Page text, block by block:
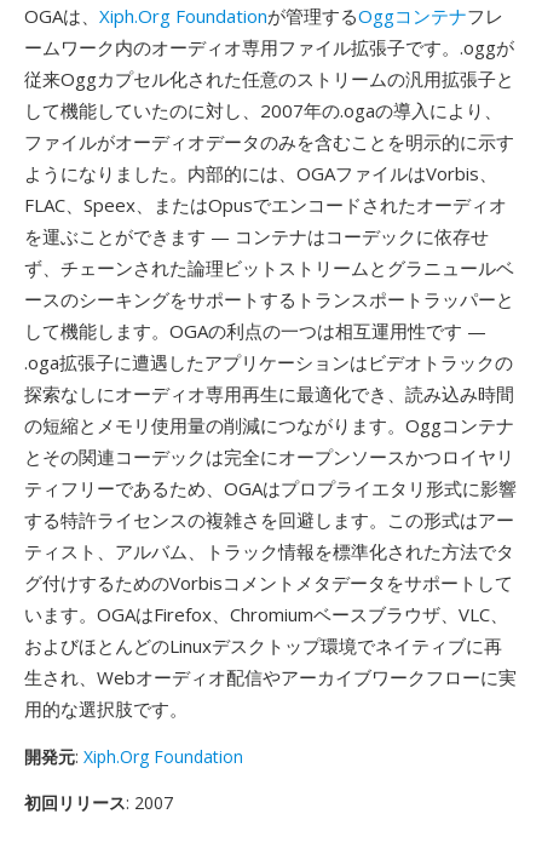
OGAは、 Xiph.Org Foundationが管理するOggコンテナフレ
ームワーク内のオーディオ専用ファイル拡張子です。.oggが
従来Oggカプセル化された任意のストリームの汎用拡張子と
して機能していたのに対し、2007年の.ogaの導入により、
ファイルがオーディオデータのみを含むことを明示的に示す
ようになりました。内部的には、OGAファイルはVorbis、
FLAC、Speex、またはOpusでエンコードされたオーディオ
を運ぶことができます — コンテナはコーデックに依存せ
ず、チェーンされた論理ビットストリームとグラニュールベ
ースのシーキングをサポートするトランスポートラッパーと
して機能します。OGAの利点の一つは相互運用性です —
.oga拡張子に遭遇したアプリケーションはビデオトラックの
探索なしにオーディオ専用再生に最適化でき、読み込み時間
の短縮とメモリ使用量の削減につながります。Oggコンテナ
とその関連コーデックは完全にオープンソースかつロイヤリ
ティフリーであるため、OGAはプロプライエタリ形式に影響
する特許ライセンスの複雑さを回避します。この形式はアー
ティスト、アルバム、トラック情報を標準化された方法でタ
グ付けするためのVorbisコメントメタデータをサポートして
います。OGAはFirefox、Chromiumベースブラウザ、VLC、
およびほとんどのLinuxデスクトップ環境でネイティブに再
生され、Webオーディオ配信やアーカイブワークフローに実
用的な選択肢です。
開発元: Xiph.Org Foundation
初回リリース: 2007